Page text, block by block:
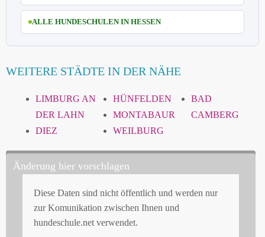
ALLE HUNDESCHULEN IN HESSEN
WEITERE STÄDTE IN DER NÄHE
LIMBURG AN
DER LAHN
DIEZ
HÜNFELDEN
MONTABAUR
WEILBURG
BAD
CAMBERG
Änderung hier vorschlagen
Diese Daten sind nicht öffentlich und werden nur
zur Komunikation zwischen Ihnen und
hundeschule.net verwendet.